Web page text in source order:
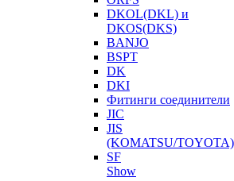
DKOL(DKL) и
DKOS(DKS)
BANJO
BSPT
DK
DKI
Фитинги соединители
JIC
JIS
(KOMATSU/TOYOTA)
SF
Show